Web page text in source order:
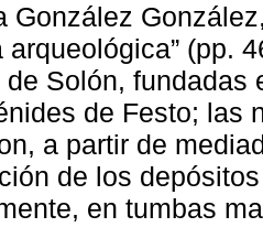
González
arqueológica” (pp.
de Solón, fundadas
de Festo; las
a partir de
de los
en tumbas